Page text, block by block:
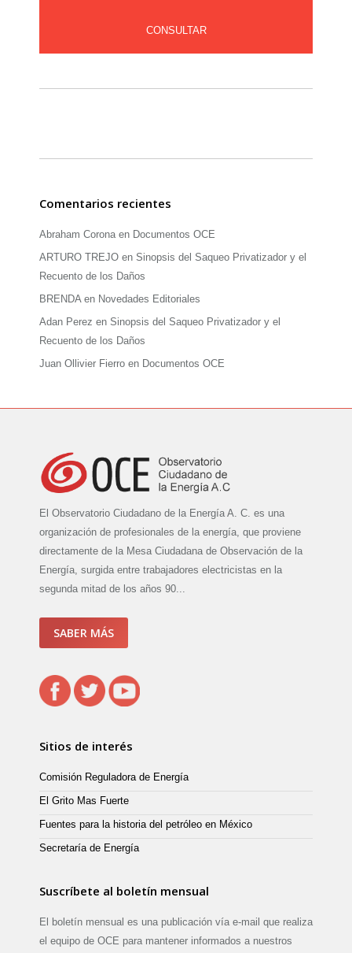
CONSULTAR
Comentarios recientes
Abraham Coronaen Documentos OCE
ARTURO TREJO en Sinopsis del Saqueo Privatizador y el
Recuento de los Daños
BRENDAen Novedades Editoriales
Adan Perez en Sinopsis del Saqueo Privatizador y el
Recuento de los Daños
Juan Ollivier Fierro en Documentos OCE
El Observatorio Ciudadano de la Energía A. C. es una
organización de profesionales de la energía, que proviene
directamente de la Mesa Ciudadana de Observación de la
Energía, surgida entre trabajadores electricistas en la
segunda mitad de los años 90...
SABER MÁS
Sitios de interés
Comisión Reguladora de Energía
El Grito Mas Fuerte
Fuentes para la historia del petróleo en México
Secretaría de Energía
Suscríbete al boletín mensual
El boletín mensual es una publicación vía e-mail que realiza
el equipo de OCE para mantener informados a nuestros